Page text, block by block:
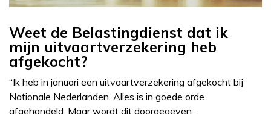
Weet de Belastingdienst dat ik
mijn uitvaartverzekering heb
afgekocht?
“Ik heb in januari een uitvaartverzekering afgekocht bij
Nationale Nederlanden. Alles is in goede orde
afgehandeld. Maar wordt dit doorgegeven…